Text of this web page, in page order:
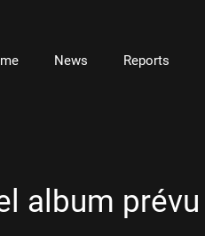
News Reports
album prévu